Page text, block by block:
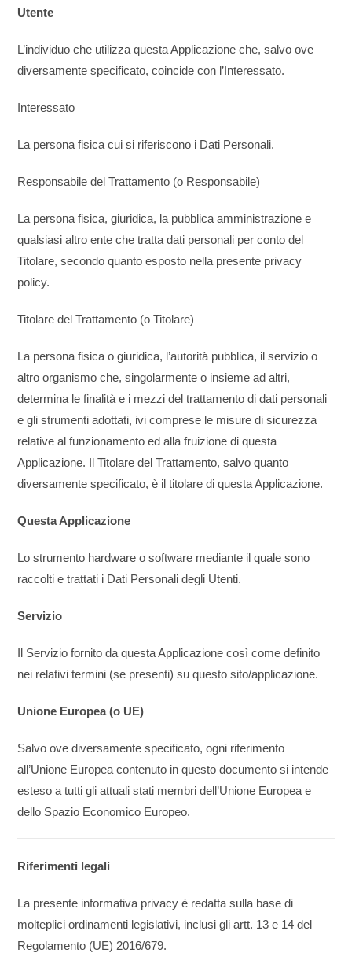
Utente
L’individuo che utilizza questa Applicazione che, salvo ove
diversamente specificato, coincide con l’Interessato.
Interessato
La persona fisica cui si riferiscono i Dati Personali.
Responsabile del Trattamento (o Responsabile)
La persona fisica, giuridica, la pubblica amministrazione e
qualsiasi altro ente che tratta dati personali per conto del
Titolare, secondo quanto esposto nella presente privacy
policy.
Titolare del Trattamento (o Titolare)
La persona fisica o giuridica, l’autorità pubblica, il servizio o
altro organismo che, singolarmente o insieme ad altri,
determina le finalità e i mezzi del trattamento di dati personali
e gli strumenti adottati, ivi comprese le misure di sicurezza
relative al funzionamento ed alla fruizione di questa
Applicazione. Il Titolare del Trattamento, salvo quanto
diversamente specificato, è il titolare di questa Applicazione.
Questa Applicazione
Lo strumento hardware o software mediante il quale sono
raccolti e trattati i Dati Personali degli Utenti.
Servizio
Il Servizio fornito da questa Applicazione così come definito
nei relativi termini (se presenti) su questo sito/applicazione.
Unione Europea (o UE)
Salvo ove diversamente specificato, ogni riferimento
all’Unione Europea contenuto in questo documento si intende
esteso a tutti gli attuali stati membri dell’Unione Europea e
dello Spazio Economico Europeo.
Riferimenti legali
La presente informativa privacy è redatta sulla base di
molteplici ordinamenti legislativi, inclusi gli artt. 13 e 14 del
Regolamento (UE) 2016/679.